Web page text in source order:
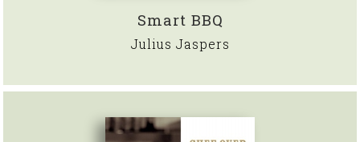
Smart BBQ
Julius Jaspers